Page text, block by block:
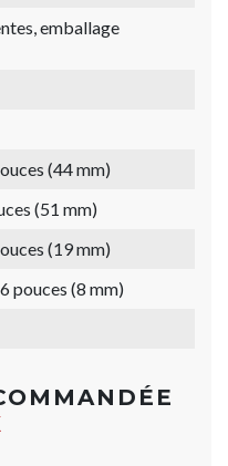
emballage
(44 mm)
(51 mm)
(19 mm)
pouces (8 mm)